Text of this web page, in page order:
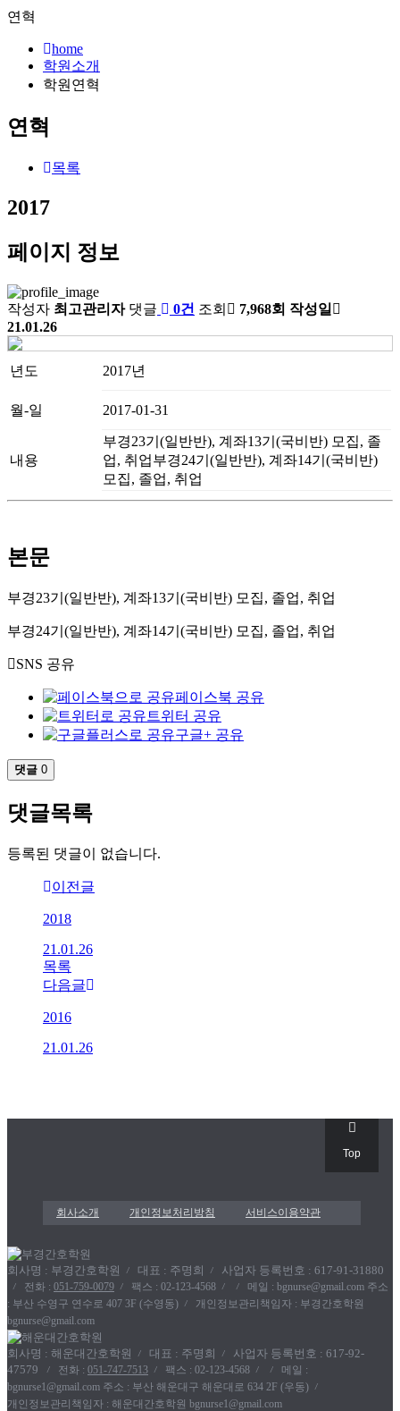
연혁
home
학원소개
학원연혁
연혁
목록
2017
페이지 정보
작성자 최고관리자 댓글 0건 조회 7,968회 작성일
21.01.26
년도 2017년
월-일 2017-01-31
내용
부경23기(일반반), 계좌13기(국비반) 모집, 졸
업, 취업부경24기(일반반), 계좌14기(국비반)
모집, 졸업, 취업
본문
부경23기(일반반), 계좌13기(국비반) 모집, 졸업, 취업
부경24기(일반반), 계좌14기(국비반) 모집, 졸업, 취업
SNS 공유
페이스북 공유
트위터 공유
구글+ 공유
댓글 0
댓글목록
등록된 댓글이 없습니다.
이전글
2018
21.01.26
목록
다음글
2016
21.01.26
회사소개 개인정보처리방침 서비스이용약관
회사명 : 부경간호학원 대표 : 주명희 사업자 등록번호 : 617-91-31880
전화 : 051-759-0079 팩스 : 02-123-4568 메일 : bgnurse@gmail.com 주소
: 부산 수영구 연수로 407 3F (수영동)
개인정보관리책임자 : 부경간호학원
bgnurse@gmail.com
회사명 : 해운대간호학원 대표 : 주명희
사업자 등록번호 : 617-92-
47579
전화 : 051-747-7513 팩스 : 02-123-4568
메일 :
bgnurse1@gmail.com 주소 : 부산 해운대구 해운대로 634 2F (우동)
개인정보관리책임자 : 해운대간호학원 bgnurse1@gmail.com
Top